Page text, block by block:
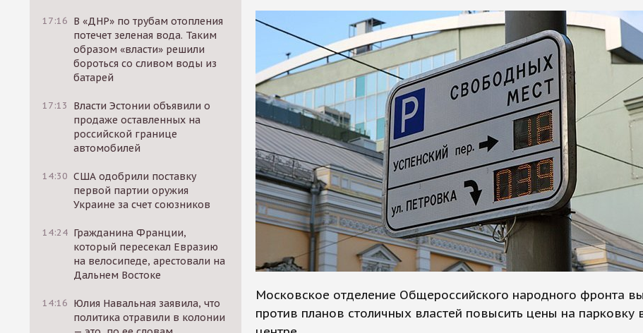
17:16 В «ДНР» по трубам отопления
потечет зеленая вода. Таким
образом «власти» решили
бороться со сливом воды из
батарей
17:13
Власти Эстонии объявили о
продаже оставленных на
российской границе
автомобилей
14:30 США одобрили поставку
первой партии оружия
Украине за счет союзников
14:24 Гражданина Франции,
который пересекал Евразию
на велосипеде, арестовали на
Дальнем Востоке
14:16 Юлия Навальная заявила, что
политика отравили в колонии
Московское отделение Общероссийского народного фронта
против планов столичных властей повысить цены на парковку